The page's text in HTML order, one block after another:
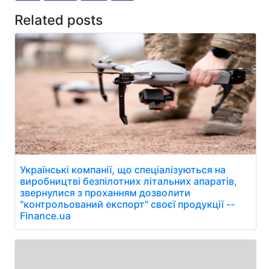
Related posts
Українські компанії, що спеціалізуються на
виробництві безпілотних літальних апаратів,
звернулися з проханням дозволити
"контрольований експорт" своєї продукції --
Finance.ua